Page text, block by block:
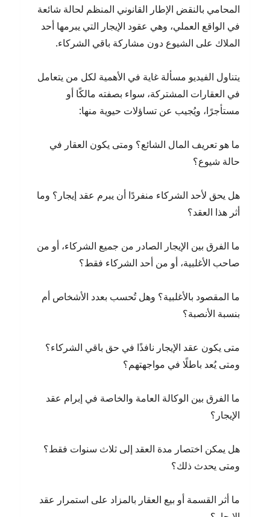
المحامي بالنقض الإطار القانوني المنظم لحالة شائعة
في الواقع العملي، وهي عقود الإيجار التي يبرمها أحد
الملاك على الشيوع دون مشاركة باقي الشركاء.
يتناول الفيديو مسألة غاية في الأهمية لكل من يتعامل
في العقارات المشتركة، سواء بصفته مالكًا أو
مستأجرًا، ويُجيب عن تساؤلات حيوية منها:
ما هو تعريف المال الشائع؟ ومتى يكون العقار في
حالة شيوع؟
هل يحق لأحد الشركاء منفردًا أن يبرم عقد إيجار؟ وما
أثر هذا العقد؟
ما الفرق بين الإيجار الصادر من جميع الشركاء، أو من
صاحب الأغلبية، أو من أحد الشركاء فقط؟
ما المقصود بالأغلبية؟ وهل تُحسب بعدد الأشخاص أم
بنسبة الأنصبة؟
متى يكون عقد الإيجار نافذًا في حق باقي الشركاء؟
ومتى يُعد باطلًا في مواجهتهم؟
ما الفرق بين الوكالة العامة والخاصة في إبرام عقد
الإيجار؟
هل يمكن اختصار مدة العقد إلى ثلاث سنوات فقط؟
ومتى يحدث ذلك؟
ما أثر القسمة أو بيع العقار بالمزاد على استمرار عقد